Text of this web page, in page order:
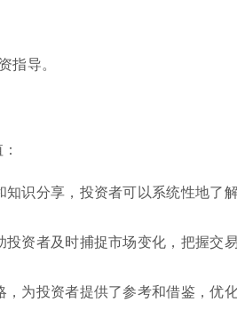
导。
识分享，投资者可以系统性地了
资者及时捕捉市场变化，把握交
为投资者提供了参考和借鉴，优